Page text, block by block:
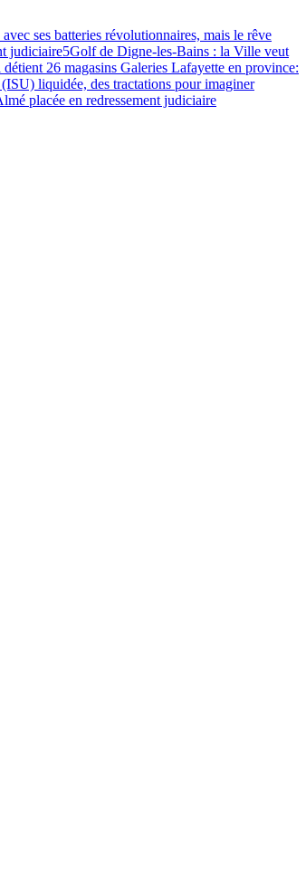
ses batteries révolutionnaires, mais le rêve
judiciaire5Golf de Digne-les-Bains : la Ville veut
détient 26 magasins Galeries Lafayette en province:
liquidée, des tractations pour imaginer
placée en redressement judiciaire